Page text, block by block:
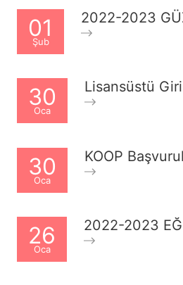
01
Şub
2022-2023
30
Oca
Lisansüstü
30
Oca
KOOP
26
Oca
2022-2023